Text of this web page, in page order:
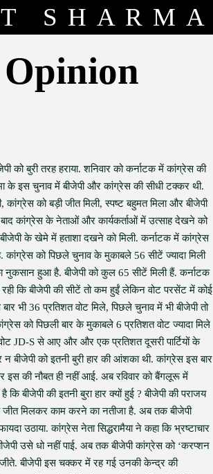
SHARMA
को बुरी तरह हराया. शनिवार को कर्नाटक में कांग्रेस की
के इस चुनाव में बीजेपी और कांग्रेस की सीधी टक्कर थी.
कांग्रेस को बड़ी जीत मिली, स्पष्ट बहुमत मिला और बीजेपी
बाद कांग्रेस के नेताओं और कार्यकर्ताओं में उत्साह देखने को
के खेमे में हताशा दखने को मिली. कर्नाटक में कांग्रेस
कांग्रेस को पिछले चुनाव के मुकाबले 56 सीटें ज्यादा मिली
नुकसान हुआ है. बीजेपी को कुल 65 सीटें मिली हैं. कर्नाटक
कि बीजेपी की सीटें तो कम हुईं लेकिन वोट परसेंट में कोई
भी 36 प्रतिशत वोट मिले, पिछले चुनाव में भी बीजेपी तो
को पिछली बार के मुकाबले 6 प्रतिशत वोट ज्यादा मिले
JD-S से आए और और एक प्रतिशत दूसरी पार्टियों के
बीजेपी को इतनी बुरी हार की आंशका थी. कांग्रेस इस बार
की नौबत ही नहीं आई. अब रविवार को बैंगलूरू में
की इतनी बुरा हार क्यों हुई ? बीजेपी की पराजय
जीत मिलकर काम करने का नतीजा है. अब तक बीजेपी
उठाया. कांग्रेस नेता सिद्धरामैया ने कहा कि भ्रष्टाचार
उसे धो नहीं पाई. अब तक बीजेपी कांग्रेस को ‘करप्शन
बीजेपी इस चक्कर में रह गई उनकी केन्द्र की